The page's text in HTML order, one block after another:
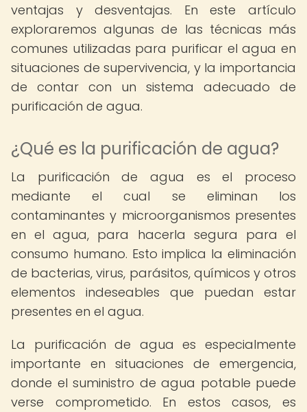
ventajas y desventajas. En este artículo
exploraremos algunas de las técnicas más
comunes utilizadas para purificar el agua en
situaciones de supervivencia, y la importancia
de contar con un sistema adecuado de
purificación de agua.
¿Qué es la purificación de agua?
La purificación de agua es el proceso
mediante el cual se eliminan los
contaminantes y microorganismos presentes
en el agua, para hacerla segura para el
consumo humano. Esto implica la eliminación
de bacterias, virus, parásitos, químicos y otros
elementos indeseables que puedan estar
presentes en el agua.
La purificación de agua es especialmente
importante en situaciones de emergencia,
donde el suministro de agua potable puede
verse comprometido. En estos casos, es